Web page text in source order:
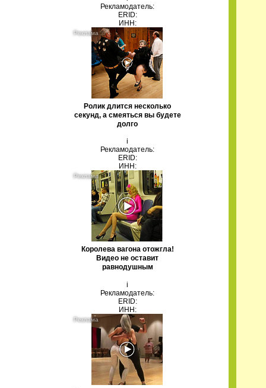
Рекламодатель:
ERID:
ИНН:
Ролик длится несколько
секунд, а смеяться вы будете
долго
i
Рекламодатель:
ERID:
ИНН:
Королева вагона отожгла!
Видео не оставит
равнодушным
i
Рекламодатель:
ERID:
ИНН: